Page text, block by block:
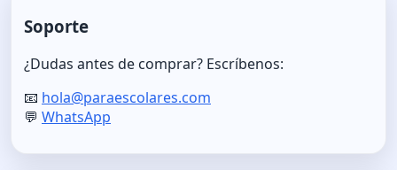
Soporte
¿Dudas antes de comprar? Escríbenos:
📧 hola@paraescolares.com
💬 WhatsApp